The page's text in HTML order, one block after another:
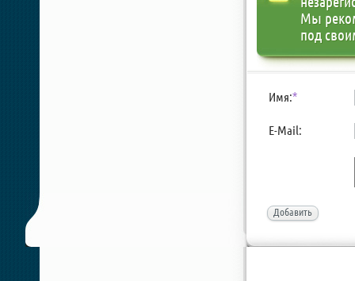
Мы
под
Имя:*
E-Mail:
Добавить